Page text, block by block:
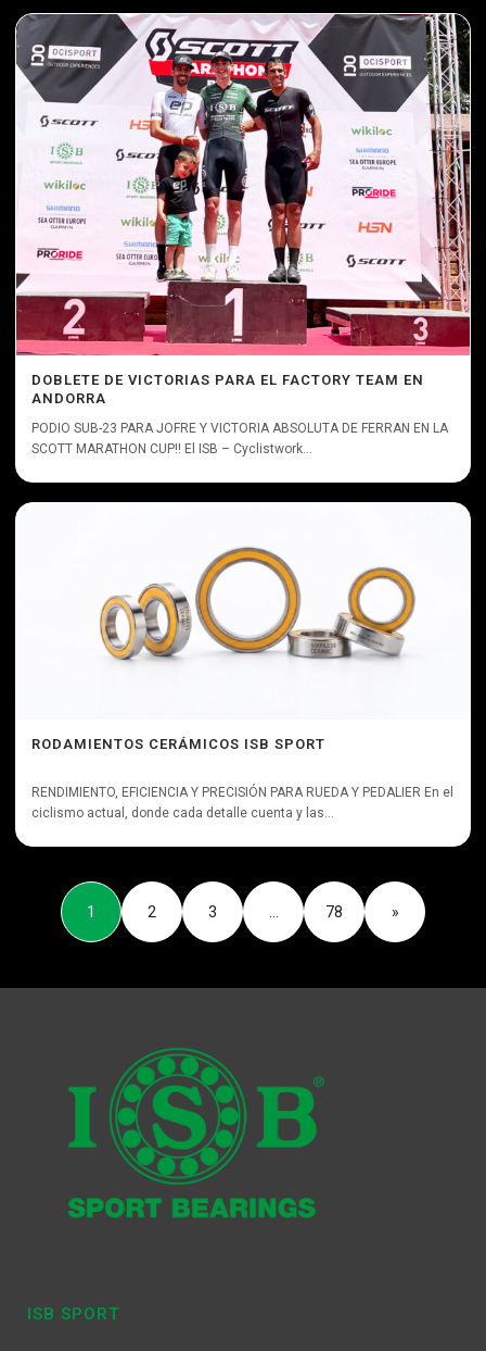
DOBLETE DE VICTORIAS PARA EL FACTORY TEAM EN
ANDORRA
PODIO SUB-23 PARA JOFRE Y VICTORIA ABSOLUTA DE FERRAN EN LA
SCOTT MARATHON CUP!! El ISB – Cyclistwork...
RODAMIENTOS CERÁMICOS ISB SPORT
RENDIMIENTO, EFICIENCIA Y PRECISIÓN PARA RUEDA Y PEDALIER En el
ciclismo actual, donde cada detalle cuenta y las...
1 2 3 78 »
ISB SPORT